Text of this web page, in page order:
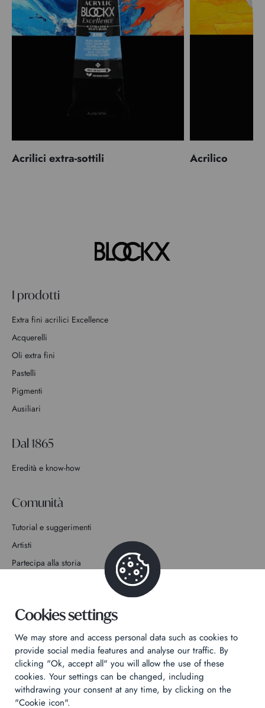
Acrilici extra-sottili Acrilico
I prodotti
Extra fini acrilici Excellence
Acquerelli
Oli extra fini
Pastelli
Pigmenti
Ausiliari
Dal 1865
Eredità e know-how
Comunità
Tutorial e suggerimenti
Artisti
Partecipa alla storia
Informativa sulla privacy
Informazioni legali
Technical & Legal informations
Cookies settings
We may store and access personal data such as cookies to
provide social media features and analyse our traffic. By
clicking "Ok, accept all" you will allow the use of these
cookies. Your settings can be changed, including
withdrawing your consent at any time, by clicking on the
"Cookie icon".